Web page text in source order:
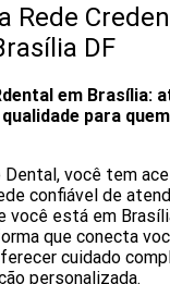
Rede
DF
em Brasília:
para
Dental, você tem
confiável de
você está em
que conecta
cuidado
personalizada.